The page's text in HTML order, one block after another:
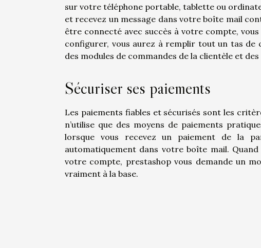
sur votre téléphone portable, tablette ou
et recevez un message dans votre boîte mail
être connecté avec succès à votre compte,
configurer, vous aurez à remplir tout un tas de
des modules de commandes de la clientèle et
Sécuriser ses paiements
Les paiements fiables et sécurisés sont les
n’utilise que des moyens de paiements
lorsque vous recevez un paiement de la
automatiquement dans votre boîte mail.
votre compte, prestashop vous demande un
vraiment à la base.